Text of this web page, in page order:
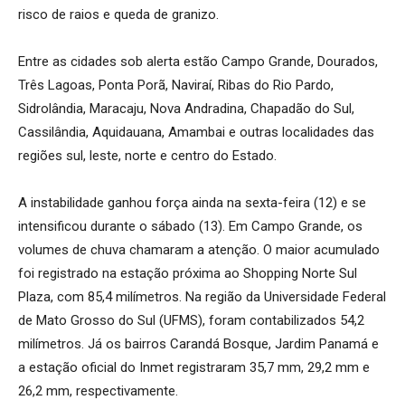
risco de raios e queda de granizo.
Entre as cidades sob alerta estão Campo Grande, Dourados,
Três Lagoas, Ponta Porã, Naviraí, Ribas do Rio Pardo,
Sidrolândia, Maracaju, Nova Andradina, Chapadão do Sul,
Cassilândia, Aquidauana, Amambai e outras localidades das
regiões sul, leste, norte e centro do Estado.
A instabilidade ganhou força ainda na sexta-feira (12) e se
intensificou durante o sábado (13). Em Campo Grande, os
volumes de chuva chamaram a atenção. O maior acumulado
foi registrado na estação próxima ao Shopping Norte Sul
Plaza, com 85,4 milímetros. Na região da Universidade Federal
de Mato Grosso do Sul (UFMS), foram contabilizados 54,2
milímetros. Já os bairros Carandá Bosque, Jardim Panamá e
a estação oficial do Inmet registraram 35,7 mm, 29,2 mm e
26,2 mm, respectivamente.